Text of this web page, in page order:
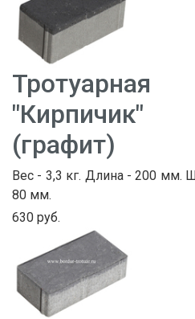
"Кирпичик"
(графит)
Вес - 3,3 кг. Длина - 200 мм.
80 мм.
630 руб.